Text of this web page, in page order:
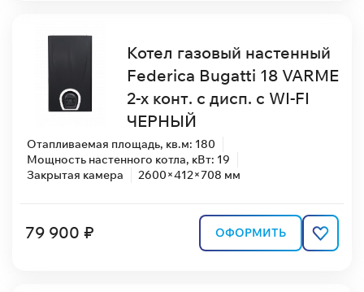
Котел газовый настенный
Federica Bugatti 18 VARME
2-х конт. с дисп. с WI-FI
ЧЕРНЫЙ
Отапливаемая площадь, кв.м: 180
Мощность настенного котла, кВт: 19
Закрытая камера
2600×412×708 мм
79 900 ₽ ОФОРМИТЬ